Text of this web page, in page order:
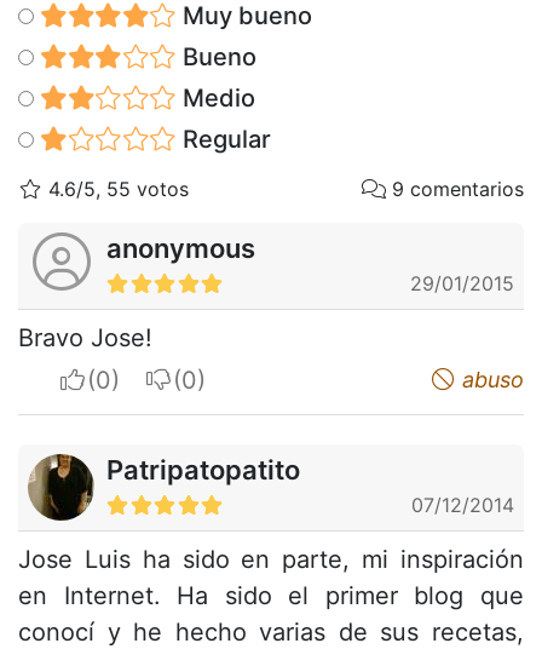
Muy bueno
Bueno
Medio
Regular
4.6/5, 55 votos 9 comentarios
anonymous
29/01/2015
Bravo Jose!
I apreciateI do not appreciate abuso
Patripatopatito
07/12/2014
Jose Luis ha sido en parte, mi inspiración
en Internet. Ha sido el primer blog que
conocí y he hecho varias de sus recetas,